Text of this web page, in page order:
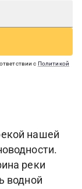
с Политикой
нашей
реки
водной